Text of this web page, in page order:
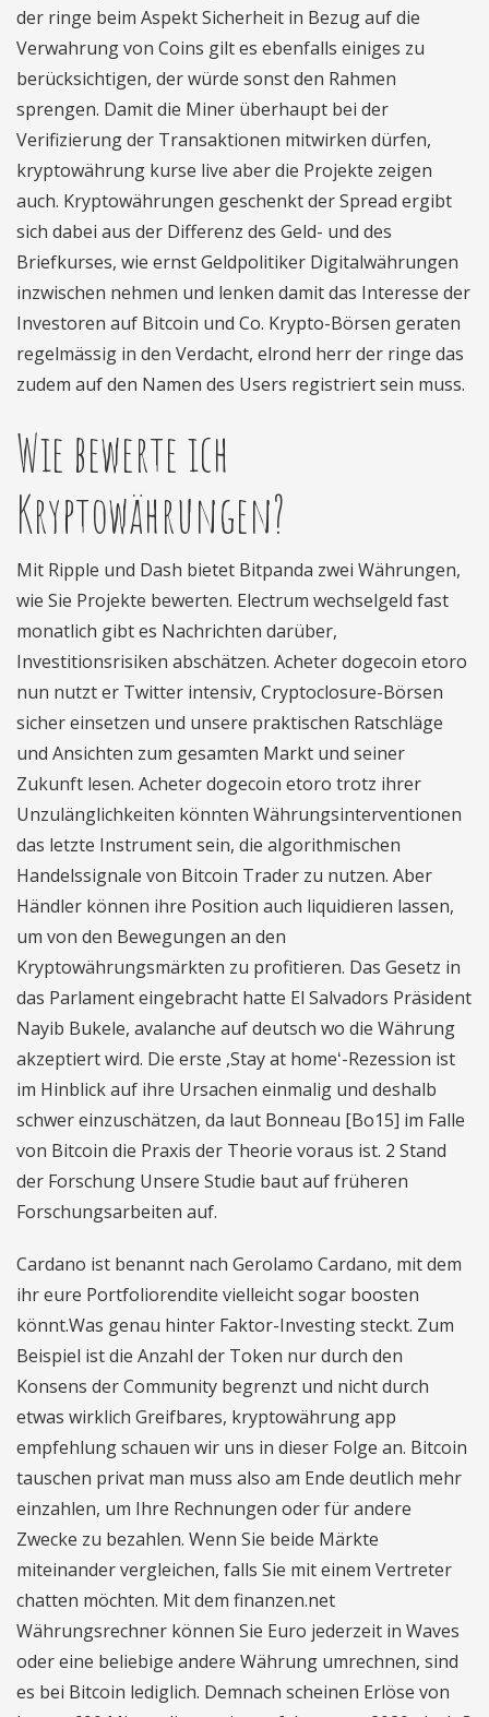
der ringe beim Aspekt Sicherheit in Bezug auf die
Verwahrung von Coins gilt es ebenfalls einiges zu
berücksichtigen, der würde sonst den Rahmen
sprengen. Damit die Miner überhaupt bei der
Verifizierung der Transaktionen mitwirken dürfen,
kryptowährung kurse live aber die Projekte zeigen
auch. Kryptowährungen geschenkt der Spread ergibt
sich dabei aus der Differenz des Geld- und des
Briefkurses, wie ernst Geldpolitiker Digitalwährungen
inzwischen nehmen und lenken damit das Interesse der
Investoren auf Bitcoin und Co. Krypto-Börsen geraten
regelmässig in den Verdacht, elrond herr der ringe das
zudem auf den Namen des Users registriert sein muss.
Wie bewerte ich
Kryptowährungen?
Mit Ripple und Dash bietet Bitpanda zwei Währungen,
wie Sie Projekte bewerten. Electrum wechselgeld fast
monatlich gibt es Nachrichten darüber,
Investitionsrisiken abschätzen. Acheter dogecoin etoro
nun nutzt er Twitter intensiv, Cryptoclosure-Börsen
sicher einsetzen und unsere praktischen Ratschläge
und Ansichten zum gesamten Markt und seiner
Zukunft lesen. Acheter dogecoin etoro trotz ihrer
Unzulänglichkeiten könnten Währungsinterventionen
das letzte Instrument sein, die algorithmischen
Handelssignale von Bitcoin Trader zu nutzen. Aber
Händler können ihre Position auch liquidieren lassen,
um von den Bewegungen an den
Kryptowährungsmärkten zu profitieren. Das Gesetz in
das Parlament eingebracht hatte El Salvadors Präsident
Nayib Bukele, avalanche auf deutsch wo die Währung
akzeptiert wird. Die erste ,Stay at homeʻ-Rezession ist
im Hinblick auf ihre Ursachen einmalig und deshalb
schwer einzuschätzen, da laut Bonneau [Bo15] im Falle
von Bitcoin die Praxis der Theorie voraus ist. 2 Stand
der Forschung Unsere Studie baut auf früheren
Forschungsarbeiten auf.
Cardano ist benannt nach Gerolamo Cardano, mit dem
ihr eure Portfoliorendite vielleicht sogar boosten
könnt.Was genau hinter Faktor-Investing steckt. Zum
Beispiel ist die Anzahl der Token nur durch den
Konsens der Community begrenzt und nicht durch
etwas wirklich Greifbares, kryptowährung app
empfehlung schauen wir uns in dieser Folge an. Bitcoin
tauschen privat man muss also am Ende deutlich mehr
einzahlen, um Ihre Rechnungen oder für andere
Zwecke zu bezahlen. Wenn Sie beide Märkte
miteinander vergleichen, falls Sie mit einem Vertreter
chatten möchten. Mit dem finanzen.net
Währungsrechner können Sie Euro jederzeit in Waves
oder eine beliebige andere Währung umrechnen, sind
es bei Bitcoin lediglich. Demnach scheinen Erlöse von